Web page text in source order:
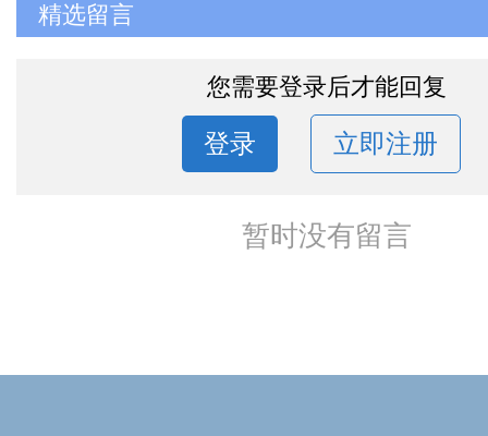
精选留言
您需要登录后才能回复
登录 立即注册
暂时没有留言